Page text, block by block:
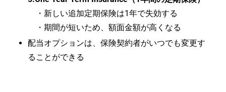
・新しい追加定期保険は1年で失効する
・期間が短いため、額面金額が高くなる
配当オプションは、保険契約者がいつでも変更す
ることができる